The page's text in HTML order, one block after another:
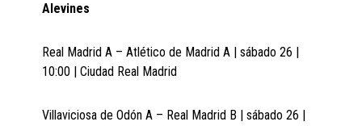
Alevines
Real Madrid A – Atlético de Madrid A | sábado 26 |
10:00 | Ciudad Real Madrid
Villaviciosa de Odón A – Real Madrid B | sábado 26 |